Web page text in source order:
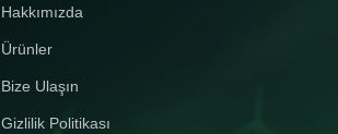
Hakkımızda
Ürünler
Bize Ulaşın
Gizlilik Politikası